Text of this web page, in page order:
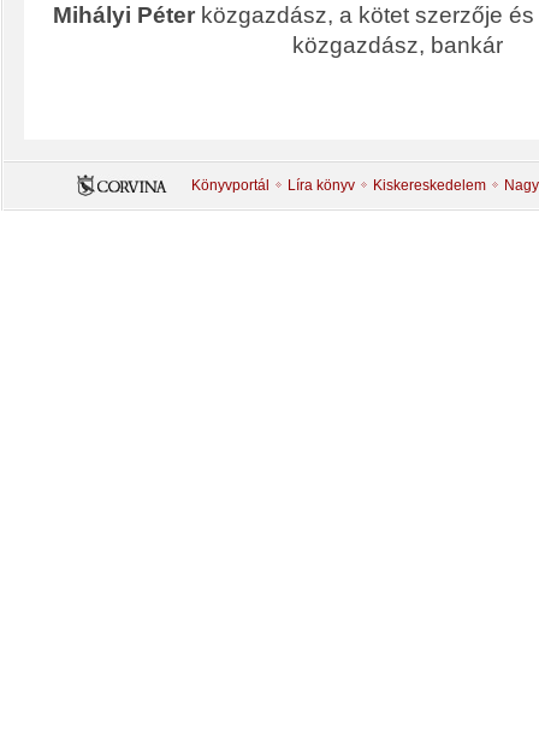
Mihályi Péter közgazdász, a kötet szerzője és
közgazdász, bankár
Könyvportál Líra könyv Kiskereskedelem